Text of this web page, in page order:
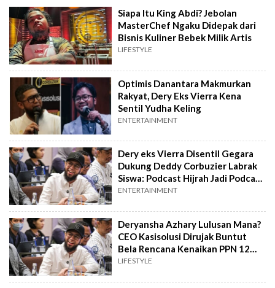
Siapa Itu King Abdi? Jebolan
MasterChef Ngaku Didepak dari
Bisnis Kuliner Bebek Milik Artis
LIFESTYLE
Optimis Danantara Makmurkan
Rakyat, Dery Eks Vierra Kena
Sentil Yudha Keling
ENTERTAINMENT
Dery eks Vierra Disentil Gegara
Dukung Deddy Corbuzier Labrak
Siswa: Podcast Hijrah Jadi Podcast
Gibah
ENTERTAINMENT
Deryansha Azhary Lulusan Mana?
CEO Kasisolusi Dirujak Buntut
Bela Rencana Kenaikan PPN 12
Persen
LIFESTYLE